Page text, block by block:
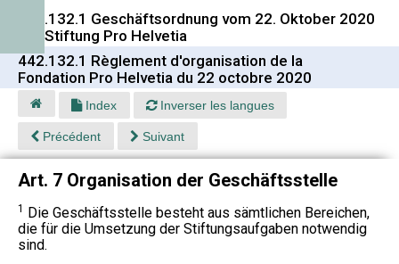
442.132.1 Geschäftsordnung vom 22. Oktober 2020
der Stiftung Pro Helvetia
442.132.1 Règlement d'organisation de la
Fondation Pro Helvetia du 22 octobre 2020
Index Inverser les langues
Précédent Suivant
Art. 7 Organisation der Geschäftsstelle
1 Die Geschäftsstelle besteht aus sämtlichen Bereichen,
die für die Umsetzung der Stiftungsaufgaben notwendig
sind.